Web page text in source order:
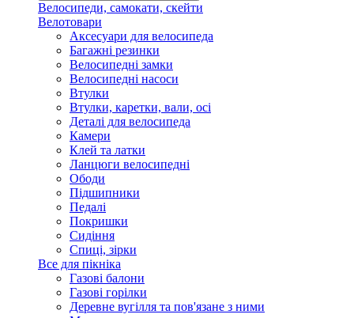
Велосипеди, самокати, скейти
Велотовари
Аксесуари для велосипеда
Багажні резинки
Велосипедні замки
Велосипедні насоси
Втулки
Втулки, каретки, вали, осі
Деталі для велосипеда
Камери
Клей та латки
Ланцюги велосипедні
Ободи
Підшипники
Педалі
Покришки
Сидіння
Спиці, зірки
Все для пікніка
Газові балони
Газові горілки
Деревне вугілля та пов'язане з ними